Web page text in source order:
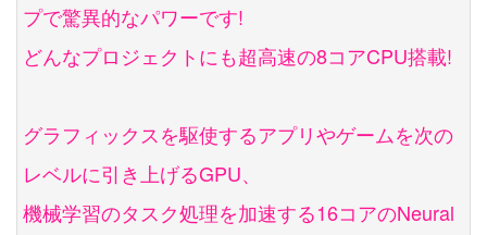
プで驚異的なパワーです!
どんなプロジェクトにも超高速の8コアCPU搭載!
グラフィックスを駆使するアプリやゲームを次の
レベルに引き上げるGPU、
機械学習のタスク処理を加速する16コアのNeural